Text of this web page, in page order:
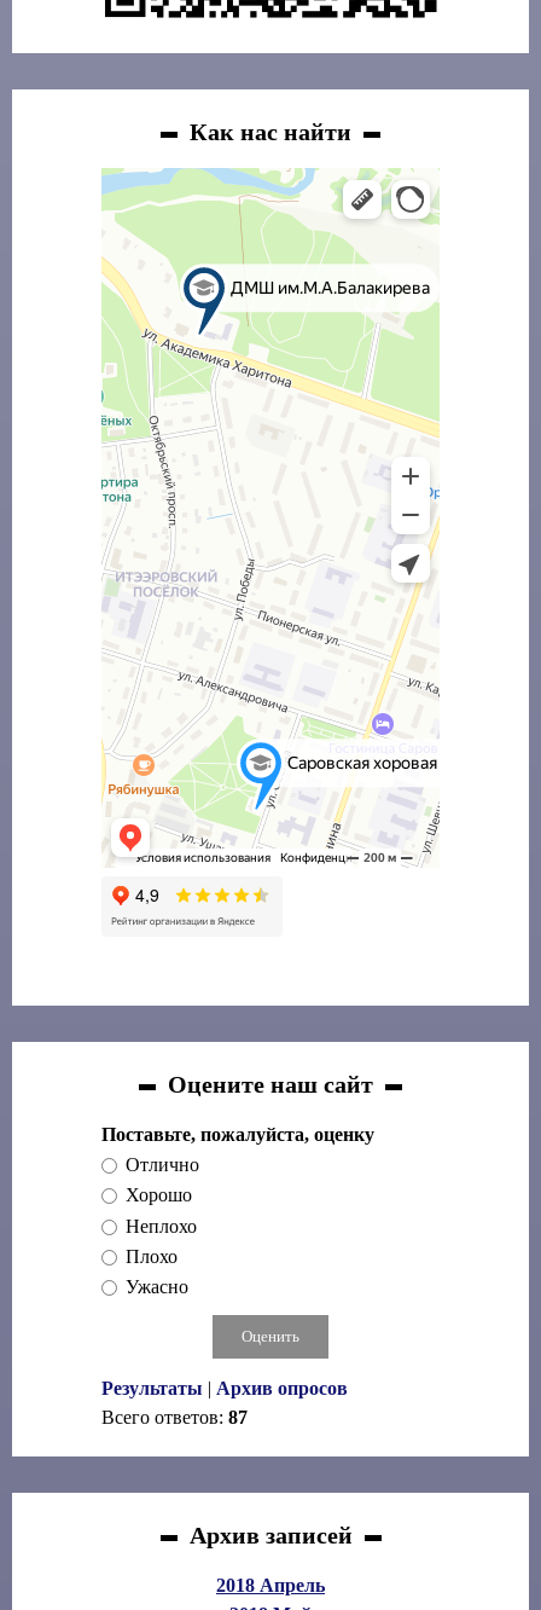
Как нас найти
Оцените наш сайт
Поставьте, пожалуйста, оценку
Отлично
Хорошо
Неплохо
Плохо
Ужасно
Результаты | Архив опросов
Всего ответов: 87
Архив записей
2018 Апрель